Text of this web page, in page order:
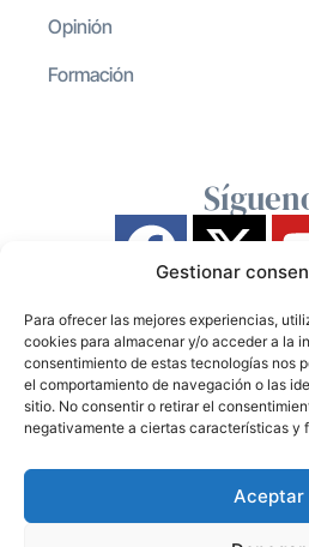
Gestionar
Para ofrecer las mejores experiencias,
cookies para almacenar y/o acceder a la
consentimiento de estas tecnologías nos
el comportamiento de navegación o las
sitio. No consentir o retirar el
negativamente a ciertas características y
Aceptar
Opinión
Formación